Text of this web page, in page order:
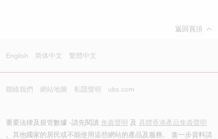
返回頁頂
English 简体中文 繁體中文
聯絡我們 網站地圖 私隱聲明 ubs.com
重要法律及規管數據 -請先閱讀 免責聲明 及 具體香港產品免責聲明
。其他國家的居民或不能使用這些網站的產品及服務。 進一步資料請